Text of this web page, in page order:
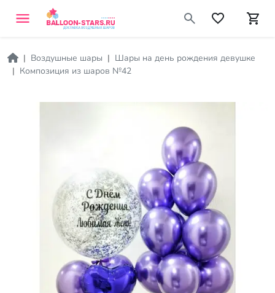
Воздушные шары
Шары на день рождения девушке
Композиция из шаров №42